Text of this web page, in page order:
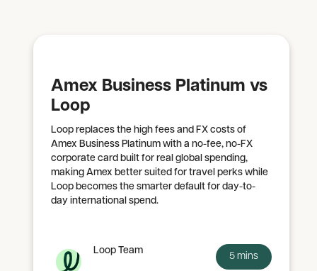
Amex Business Platinum vs
Loop
Loop replaces the high fees and FX costs of
Amex Business Platinum with a no-fee, no-FX
corporate card built for real global spending,
making Amex better suited for travel perks while
Loop becomes the smarter default for day-to-
day international spend.
Loop Team
5 mins